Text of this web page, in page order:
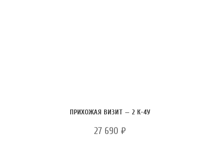
ПРИХОЖАЯ ВИЗИТ — 2 К-4У
27 690₽